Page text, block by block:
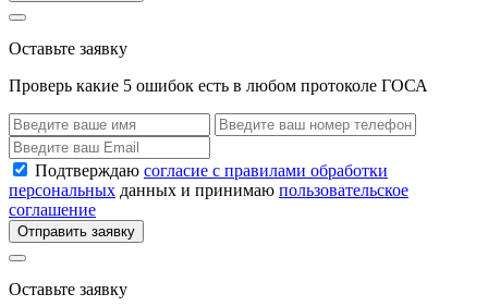
Оставьте заявку
Проверь какие 5 ошибок есть в любом протоколе ГОСА
Подтверждаю согласие с правилами обработки
персональных данных и принимаю пользовательское
соглашение
Отправить заявку
Оставьте заявку